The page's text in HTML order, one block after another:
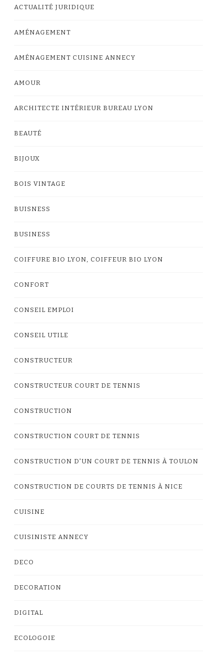
ACTUALITÉ JURIDIQUE
AMÉNAGEMENT
AMÉNAGEMENT CUISINE ANNECY
AMOUR
ARCHITECTE INTÉRIEUR BUREAU LYON
BEAUTÉ
BIJOUX
BOIS VINTAGE
BUISNESS
BUSINESS
COIFFURE BIO LYON, COIFFEUR BIO LYON
CONFORT
CONSEIL EMPLOI
CONSEIL UTILE
CONSTRUCTEUR
CONSTRUCTEUR COURT DE TENNIS
CONSTRUCTION
CONSTRUCTION COURT DE TENNIS
CONSTRUCTION D'UN COURT DE TENNIS À TOULON
CONSTRUCTION DE COURTS DE TENNIS À NICE
CUISINE
CUISINISTE ANNECY
DECO
DECORATION
DIGITAL
ECOLOGOIE